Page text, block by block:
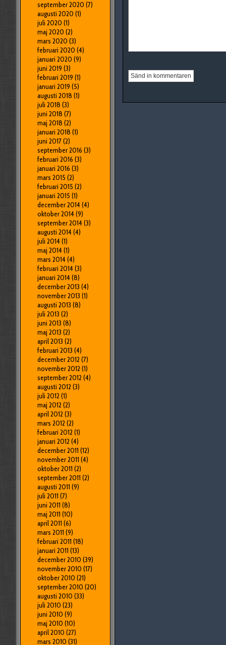
september 2020 (7)
augusti 2020 (1)
juli 2020 (1)
maj 2020 (2)
mars 2020 (3)
februari 2020 (4)
januari 2020 (9)
juni 2019 (3)
februari 2019 (1)
januari 2019 (5)
augusti 2018 (1)
juli 2018 (3)
juni 2018 (7)
maj 2018 (2)
januari 2018 (1)
juni 2017(2)
september 2016 (3)
februari 2016 (3)
januari 2016 (3)
mars 2015 (2)
februari 2015 (2)
januari 2015 (1)
december 2014(4)
oktober 2014(9)
september 2014(3)
augusti 2014(4)
juli 2014(1)
maj 2014(1)
mars 2014(4)
februari 2014(3)
januari 2014(8)
december 2013 (4)
november 2013 (1)
augusti 2013 (8)
juli 2013 (2)
juni 2013 (8)
maj 2013 (2)
april 2013 (2)
februari 2013 (4)
december 2012 (7)
november 2012 (1)
september 2012 (4)
augusti 2012 (3)
juli 2012 (1)
maj 2012 (2)
april 2012 (3)
mars 2012 (2)
februari 2012 (1)
januari 2012 (4)
december 2011 (12)
november 2011 (4)
oktober 2011 (2)
september 2011 (2)
augusti 2011 (9)
juli 2011 (7)
juni 2011 (8)
maj 2011 (10)
april 2011 (6)
mars 2011 (9)
februari 2011 (18)
januari 2011 (13)
december 2010 (39)
november 2010 (17)
oktober 2010 (21)
september 2010 (20)
augusti 2010 (33)
juli 2010 (23)
juni 2010 (9)
maj 2010 (10)
april 2010 (27)
mars 2010 (31)